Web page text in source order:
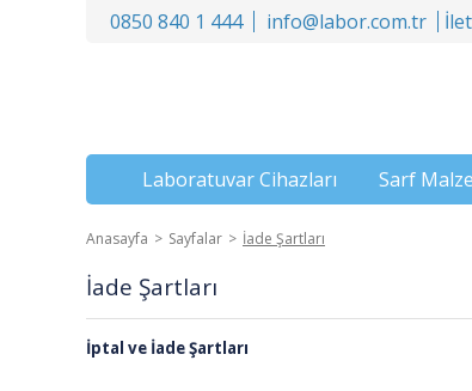
0850 840 1 444 info@labor.com.tr
Laboratuvar Cihazları Sarf
Anasayfa Sayfalar İade Şartları
İade Şartları
İptal ve İade Şartları